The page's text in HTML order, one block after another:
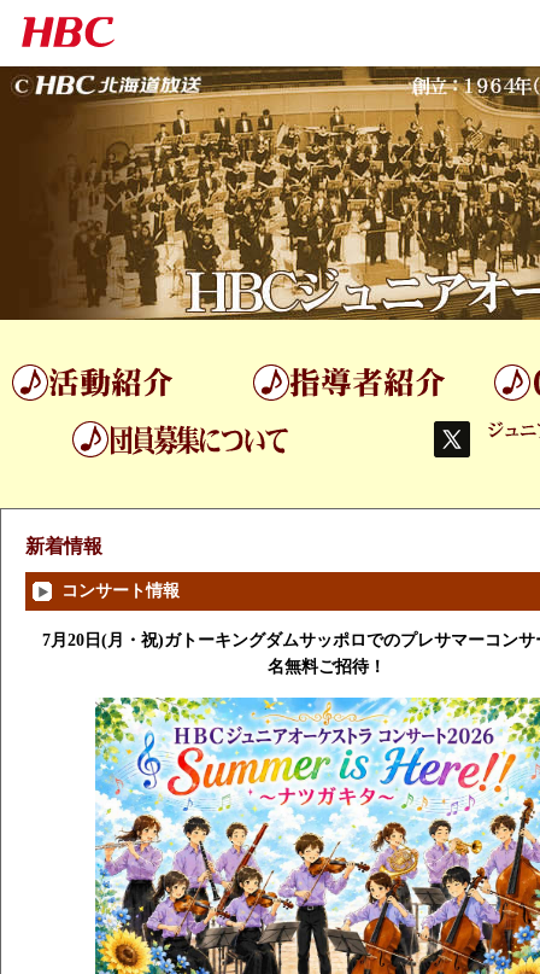
新着情報
コンサート情報
7月20日(月・祝)ガトーキングダムサッポロでのプレサマーコンサ
名無料ご招待！